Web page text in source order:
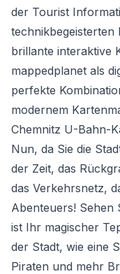
der Tourist
technikbegeisterten
brillante interaktive
mappedplanet als
perfekte
modernem
Chemnitz U-Bahn-
Nun, da Sie die
der Zeit, das
das Verkehrsnetz,
Abenteuers! Sehen
ist Ihr magischer
der Stadt, wie eine
Piraten und mehr